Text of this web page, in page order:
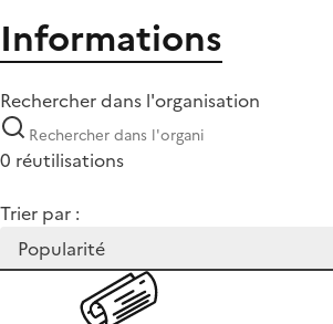
Informations
Rechercher dans l'organisation
0 réutilisations
Trier par :